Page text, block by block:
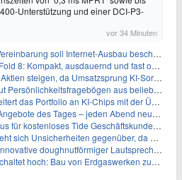
Unterstützung und einer DCI-P3-
vor 34 Minuten
soll Internet-Ausbau beschleunigen
8: Kompakt, ausdauernd und fast ohne Falte
steigen, da Umsatzsprung KI-Sorgen dämpft
aus beliebigen Texten und sagt Antworten voraus
Portfolio an KI-Chips mit der Übernahme von Taalas
des Tages – jeden Abend neue Deals zum Stöbern
für kostenloses Tide Geschäftskundenkonto
gegenüber, da AI-Pionier Jeff Dean seinen Abschied ankündigt
Lautsprecher: Ein Game Changer für die Verbrauchertechnologie
Bau von Erdgaswerken zur Versorgung der Chipfabrik in Texas